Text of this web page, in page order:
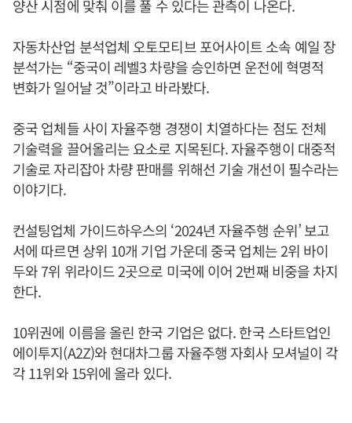
양산 시점에 맞춰 이를 풀 수 있다는 관측이 나온다.
자동차산업 분석업체 오토모티브 포어사이트 소속 예일 장
분석가는 “중국이 레벨3 차량을 승인하면 운전에 혁명적
변화가 일어날 것”이라고 바라봤다.
중국 업체들 사이 자율주행 경쟁이 치열하다는 점도 전체
기술력을 끌어올리는 요소로 지목된다. 자율주행이 대중적
기술로 자리잡아 차량 판매를 위해선 기술 개선이 필수라는
이야기다.
컨설팅업체 가이드하우스의 ‘2024년 자율주행 순위’ 보고
서에 따르면 상위 10개 기업 가운데 중국 업체는 2위 바이
두와 7위 위라이드 2곳으로 미국에 이어 2번째 비중을 차지
한다.
10위권에 이름을 올린 한국 기업은 없다. 한국 스타트업인
에이투지(A2Z)와 현대차그룹 자율주행 자회사 모셔널이 각
각 11위와 15위에 올라 있다.